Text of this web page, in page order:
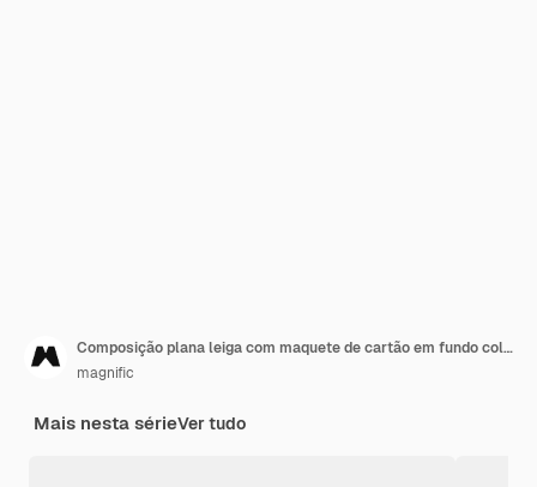
Composição plana leiga com maquete de cartão em fundo colorido
magnific
Mais nesta sérieVer tudo